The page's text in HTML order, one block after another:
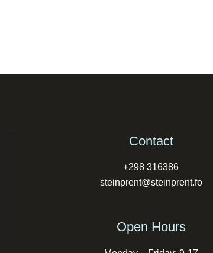
Contact
+298 316386
steinprent@steinprent.fo
Open Hours